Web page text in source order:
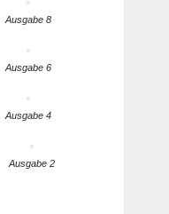
Ausgabe 8
Ausgabe 6
Ausgabe 4
Ausgabe 2